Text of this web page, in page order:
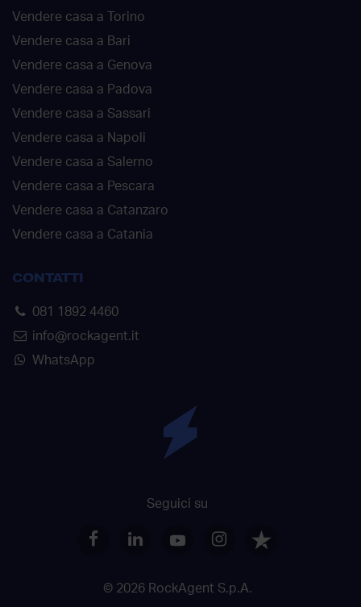
Vendere casa a Torino
Vendere casa a Bari
Vendere casa a Genova
Vendere casa a Padova
Vendere casa a Sassari
Vendere casa a Napoli
Vendere casa a Salerno
Vendere casa a Pescara
Vendere casa a Catanzaro
Vendere casa a Catania
CONTATTI
081 1892 4460
info@rockagent.it
WhatsApp
Seguici su
© 2026 RockAgent S.p.A.